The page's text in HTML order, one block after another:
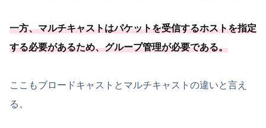
一方、マルチキャストはパケットを受信するホストを指定
する必要があるため、グループ管理が必要である。
ここもブロードキャストとマルチキャストの違いと言え
る。